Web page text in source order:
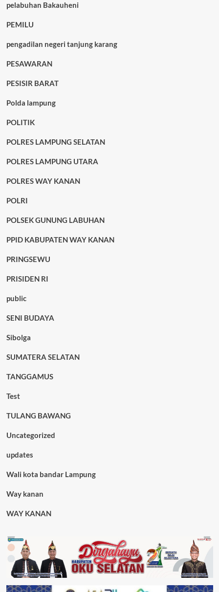
pelabuhan Bakauheni
PEMILU
pengadilan negeri tanjung karang
PESAWARAN
PESISIR BARAT
Polda lampung
POLITIK
POLRES LAMPUNG SELATAN
POLRES LAMPUNG UTARA
POLRES WAY KANAN
POLRI
POLSEK GUNUNG LABUHAN
PPID KABUPATEN WAY KANAN
PRINGSEWU
PRISIDEN RI
public
SENI BUDAYA
Sibolga
SUMATERA SELATAN
TANGGAMUS
Test
TULANG BAWANG
Uncategorized
updates
Wali kota bandar Lampung
Way kanan
WAY KANAN